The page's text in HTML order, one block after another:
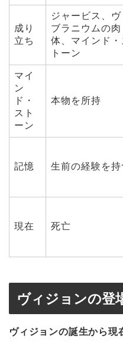
成り
立ち
ジャービス、ヴ
ブラニウムの肉
体、マインド・
トーン
マイ
ン
ド・
スト
ーン
本物を所持
記憶 生前の経験を持
現在 死亡
ヴィジョンの登
ヴィジョンの誕生から現